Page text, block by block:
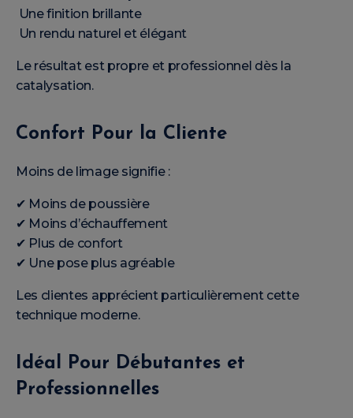
Une finition brillante
Un rendu naturel et élégant
Le résultat est propre et professionnel dès la
catalysation.
Confort Pour la Cliente
Moins de limage signifie :
✔ Moins de poussière
✔ Moins d’échauffement
✔ Plus de confort
✔ Une pose plus agréable
Les clientes apprécient particulièrement cette
technique moderne.
Idéal Pour Débutantes et
Professionnelles